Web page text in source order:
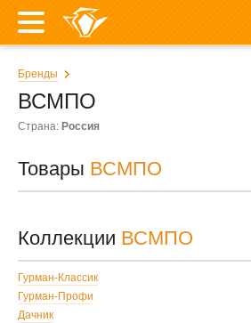
Бренды
ВСМПО
Страна: Россия
Товары ВСМПО
Коллекции ВСМПО
Гурман-Классик
Гурман-Профи
Дачник